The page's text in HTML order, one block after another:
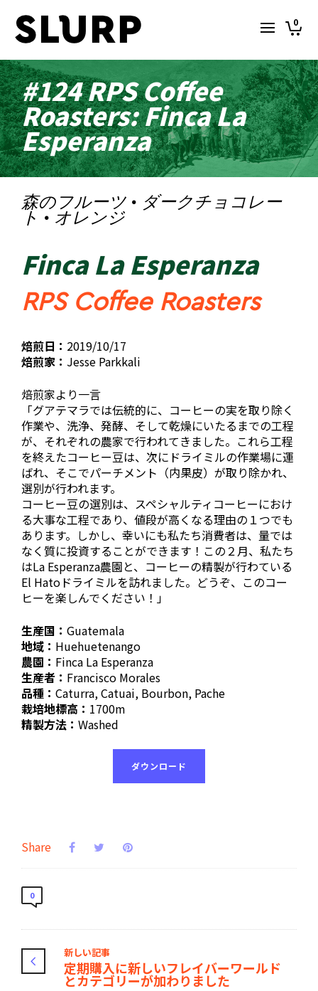
0
#124 RPS Coffee
Roasters: Finca La
Esperanza
森のフルーツ · ダークチョコレー
ト · オレンジ
Finca La Esperanza
RPS Coffee Roasters
焙煎日： 2019/10/17
焙煎家： Jesse Parkkali
焙煎家より一言
「グアテマラでは伝統的に、コーヒーの実を取り除く
作業や、洗浄、発酵、そして乾燥にいたるまでの工程
が、それぞれの農家で行われてきました。これら工程
を終えたコーヒー豆は、次にドライミルの作業場に運
ばれ、そこでパーチメント（内果皮）が取り除かれ、
選別が行われます。
コーヒー豆の選別は、スペシャルティコーヒーにおけ
る大事な工程であり、値段が高くなる理由の１つでも
あります。しかし、幸いにも私たち消費者は、量では
なく質に投資することができます！この２月、私たち
はLa Esperanza農園と、コーヒーの精製が行わている
El Hatoドライミルを訪れました。どうぞ、このコー
ヒーを楽しんでください！」
生産国： Guatemala
地域： Huehuetenango
農園： Finca La Esperanza
生産者： Francisco Morales
品種： Caturra, Catuai, Bourbon, Pache
栽培地標高： 1700m
精製方法： Washed
ダウンロード
Share
0
新しい記事
定期購入に新しいフレイバーワールド
とカテゴリーが加わりました